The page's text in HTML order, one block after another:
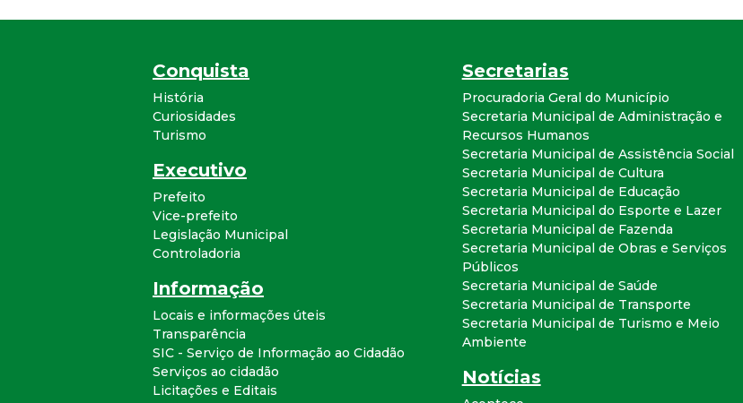
a
l
d
e
C
o
n
q
u
Conquista
História
Curiosidades
Turismo
Executivo
Prefeito
Vice-prefeito
Legislação Municipal
Controladoria
Informação
Locais e informações úteis
Transparência
SIC - Serviço de Informação ao Cidadão
Serviços ao cidadão
Licitações e Editais
Secretarias
Procuradoria Geral do Município
Secretaria Municipal de Administração e
Recursos Humanos
Secretaria Municipal de Assistência Social
Secretaria Municipal de Cultura
Secretaria Municipal de Educação
Secretaria Municipal do Esporte e Lazer
Secretaria Municipal de Fazenda
Secretaria Municipal de Obras e Serviços
Públicos
Secretaria Municipal de Saúde
Secretaria Municipal de Transporte
Secretaria Municipal de Turismo e Meio
Ambiente
Notícias